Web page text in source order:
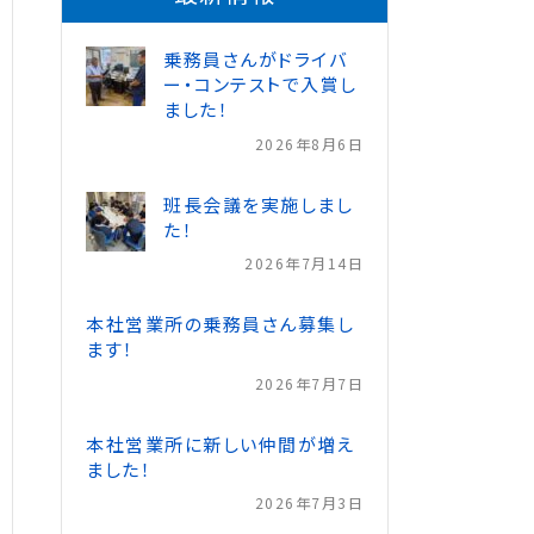
乗務員さんがドライバ
ー・コンテストで入賞し
ました！
2026年8月6日
班長会議を実施しまし
た！
2026年7月14日
本社営業所の乗務員さん募集し
ます！
2026年7月7日
本社営業所に新しい仲間が増え
ました！
2026年7月3日